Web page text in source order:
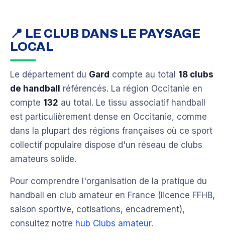
📍 LE CLUB DANS LE PAYSAGE
LOCAL
Le département du Gard compte au total 18 clubs
de handball
référencés. La région Occitanie en
compte 132 au total. Le tissu associatif handball
est particulièrement dense en Occitanie, comme
dans la plupart des régions françaises où ce sport
collectif populaire dispose d'un réseau de clubs
amateurs solide.
Pour comprendre l'organisation de la pratique du
handball en club amateur en France (licence FFHB,
saison sportive, cotisations, encadrement),
consultez notre hub Clubs amateur.